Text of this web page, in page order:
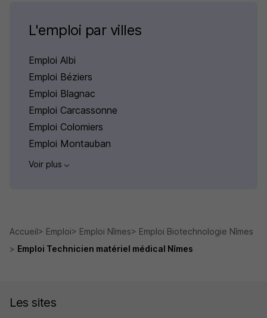
L'emploi par villes
Emploi Albi
Emploi Béziers
Emploi Blagnac
Emploi Carcassonne
Emploi Colomiers
Emploi Montauban
Voir plus
Accueil Emploi Emploi Nîmes
Emploi Biotechnologie Nîmes
Emploi Technicien matériel médical Nîmes
Les sites